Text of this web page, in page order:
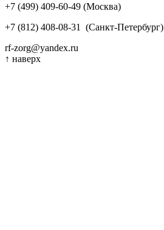
+7 (499) 409-60-49 (Москва)
+7 (812) 408-08-31 (Санкт-Петербург)
rf-zorg@yandex.ru
↑ наверх